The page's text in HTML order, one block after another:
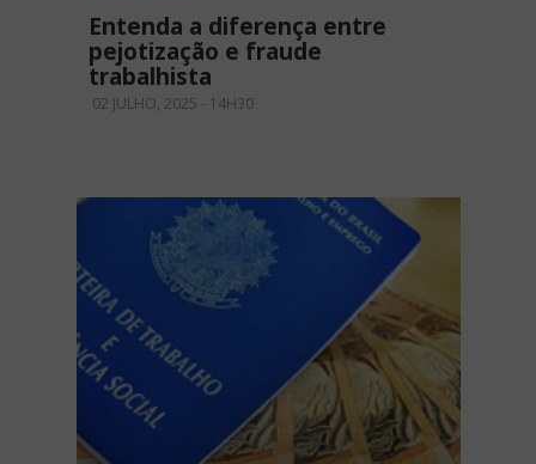
Entenda a diferença entre
pejotização e fraude
trabalhista
02 JULHO, 2025 - 14H30